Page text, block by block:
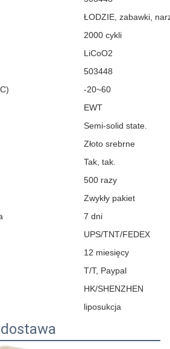
ŁODZIE, zabawki,
2000 cykli
LiCoO2
503448
-20~60
EWT
Semi-solid state.
Złoto srebrne
Tak, tak.
500 razy
Zwykły pakiet
7 dni
UPS/TNT/FEDEX
12 miesięcy
T/T, Paypal
HK/SHENZHEN
liposukcja